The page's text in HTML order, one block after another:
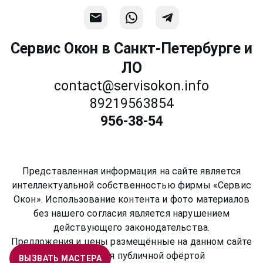
ВЫЗВАТЬ МАСТЕРА
Сервис Окон в Санкт-Петербурге и
ЛО
contact@servisokon.info
89219563854
956-38-54
Представленная информация на сайте является
интеллектуальной собственностью фирмы «Сервис
Окон». Использование контента и фото материалов
без нашего согласия является нарушением
действующего законодательства.
Предложения и цены размещённые на данном сайте
не являются публичной офёртой